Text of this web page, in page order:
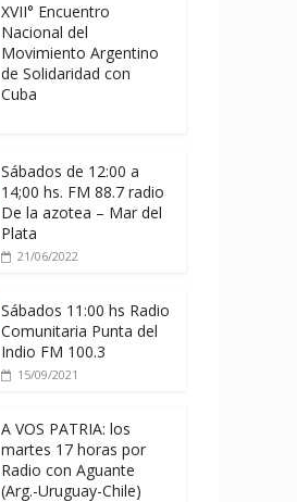
XVII° Encuentro
Nacional del
Movimiento Argentino
de Solidaridad con
Cuba
Sábados de 12:00 a
14;00 hs. FM 88.7 radio
De la azotea – Mar del
Plata
21/06/2022
Sábados 11:00 hs Radio
Comunitaria Punta del
Indio FM 100.3
15/09/2021
A VOS PATRIA: los
martes 17 horas por
Radio con Aguante
(Arg.-Uruguay-Chile)